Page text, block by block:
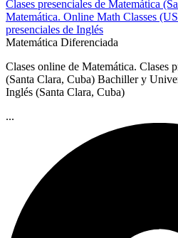
Clases presenciales de Matemática
Matemática. Online Math Classes
presenciales de Inglés
Matemática Diferenciada
Clases online de Matemática. Clases
(Santa Clara, Cuba) Bachiller y
Inglés (Santa Clara, Cuba)
...